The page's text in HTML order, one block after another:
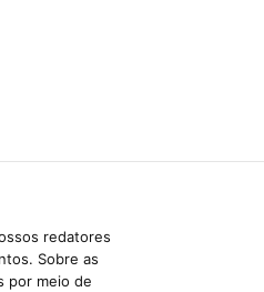
redatores
Sobre as
por meio de